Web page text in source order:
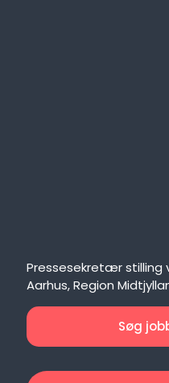
Pressesekretær stilling
Aarhus, Region
Søg